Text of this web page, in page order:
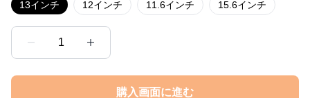
13インチ 12インチ 11.6インチ 15.6インチ
1
購入画面に進む